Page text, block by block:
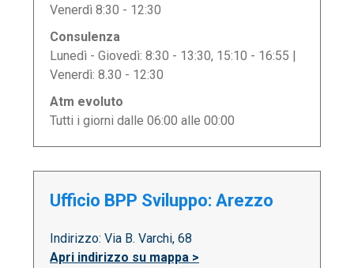
Venerdì 8:30 - 12:30
Consulenza
Lunedì - Giovedì: 8:30 - 13:30, 15:10 - 16:55 |
Venerdì: 8.30 - 12:30
Atm evoluto
Tutti i giorni dalle 06:00 alle 00:00
Ufficio BPP Sviluppo: Arezzo
Indirizzo: Via B. Varchi, 68
Apri indirizzo su mappa >